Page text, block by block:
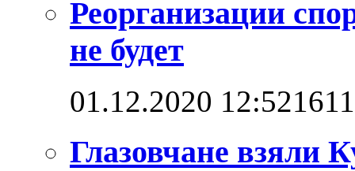
Реорганизации
не будет
01.12.2020 12:52
Глазовчане взяли